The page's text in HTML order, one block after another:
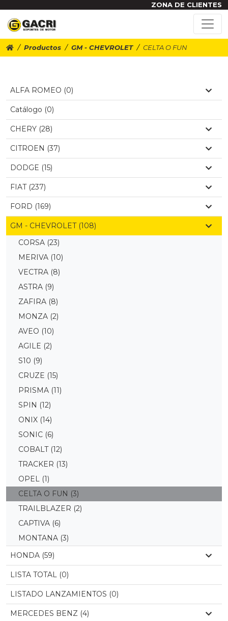
ZONA DE CLIENTES
Productos GM - CHEVROLET CELTA O FUN
ALFA ROMEO (0)
Catálogo (0)
CHERY (28)
CITROEN (37)
DODGE (15)
FIAT (237)
FORD (169)
GM - CHEVROLET (108)
CORSA (23)
MERIVA (10)
VECTRA (8)
ASTRA (9)
ZAFIRA (8)
MONZA (2)
AVEO (10)
AGILE (2)
S10 (9)
CRUZE (15)
PRISMA (11)
SPIN (12)
ONIX (14)
SONIC (6)
COBALT (12)
TRACKER (13)
OPEL (1)
CELTA O FUN (3)
TRAILBLAZER (2)
CAPTIVA (6)
MONTANA (3)
HONDA (59)
LISTA TOTAL (0)
LISTADO LANZAMIENTOS (0)
MERCEDES BENZ (4)